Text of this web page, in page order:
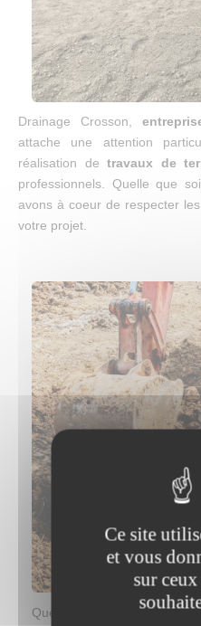
Drainage Crosson,
attache une attention
réalisation detravaux de
professionnels. Quelle que
avons à coeur de respecter
votre projet.
Que vous nécessitez
Ce site
et vous
sur